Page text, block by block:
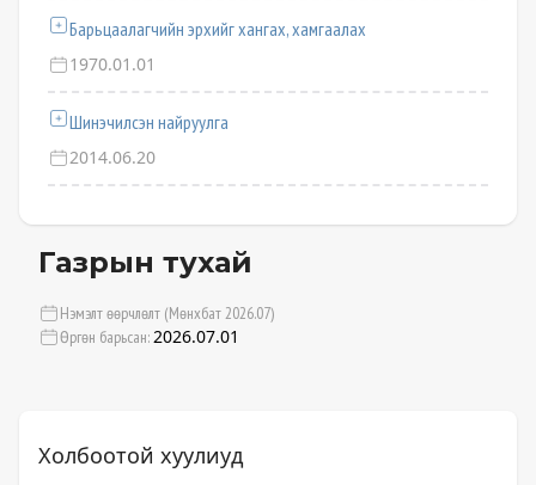
Барьцаалагчийн эрхийг хангах, хамгаалах
1970.01.01
Шинэчилсэн найруулга
2014.06.20
Газрын тухай
Нэмэлт өөрчлөлт (Мөнхбат 2026.07)
Өргөн барьсан:2026.07.01
Холбоотой хуулиуд